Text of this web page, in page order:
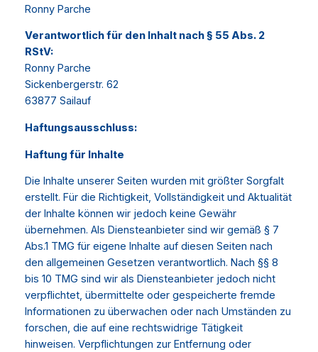
Ronny Parche
Verantwortlich für den Inhalt nach § 55 Abs. 2
RStV:
Ronny Parche
Sickenbergerstr. 62
63877 Sailauf
Haftungsausschluss:
Haftung für Inhalte
Die Inhalte unserer Seiten wurden mit größter Sorgfalt
erstellt. Für die Richtigkeit, Vollständigkeit und Aktualität
der Inhalte können wir jedoch keine Gewähr
übernehmen. Als Diensteanbieter sind wir gemäß § 7
Abs.1 TMG für eigene Inhalte auf diesen Seiten nach
den allgemeinen Gesetzen verantwortlich. Nach §§ 8
bis 10 TMG sind wir als Diensteanbieter jedoch nicht
verpflichtet, übermittelte oder gespeicherte fremde
Informationen zu überwachen oder nach Umständen zu
forschen, die auf eine rechtswidrige Tätigkeit
hinweisen. Verpflichtungen zur Entfernung oder